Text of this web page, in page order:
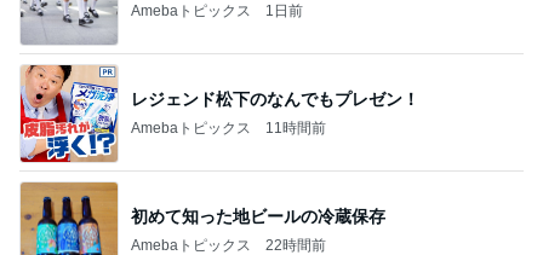
Amebaトピックス 1日前
レジェンド松下のなんでもプレゼン！
Amebaトピックス 11時間前
初めて知った地ビールの冷蔵保存
Amebaトピックス 22時間前